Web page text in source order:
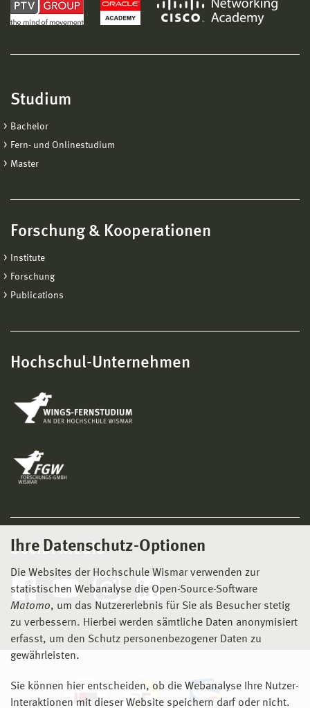
Ihre Datenschutz-Optionen
Die Websites der Hochschule Wismar verwenden zur
statistischen Webanalyse die Open-Source-Software
Matomo, um das Nutzererlebnis für Sie als Besucher stetig
zu verbessern. Hierbei werden sämtliche Daten anonymisiert
erfasst, um den Schutz personenbezogener Daten zu
gewährleisten.
Sie können hier entscheiden, ob die Webanalyse Ihre Nutzer-
Interaktionen mit dieser Website speichern darf oder nicht.
Studium
Bachelor
Fern- und Onlinestudium
Master
Forschung & Kooperationen
Institute
Forschung
Publications
Hochschul-Unternehmen
Social Media